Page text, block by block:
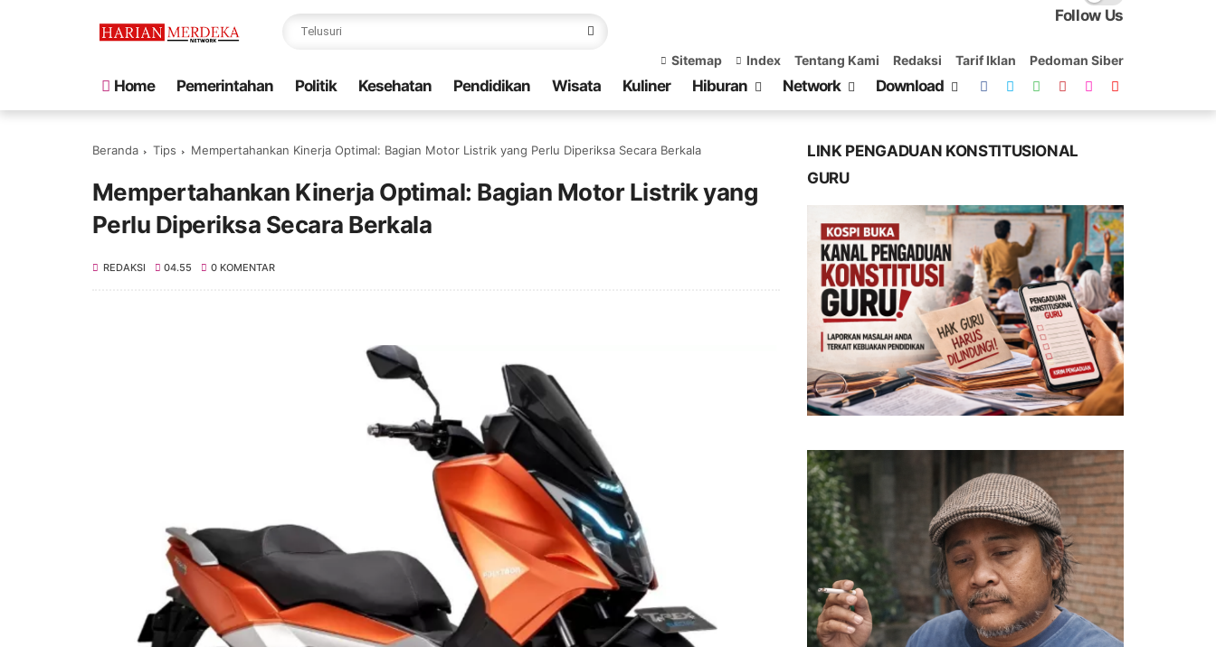
Follow Us
Sitemap Index Tentang Kami Redaksi Tarif Iklan Pedoman Siber
Home Pemerintahan Politik Kesehatan Pendidikan Wisata Kuliner Hiburan Network Download
Beranda Tips Mempertahankan Kinerja Optimal: Bagian Motor Listrik yang Perlu Diperiksa Secara Berkala
Mempertahankan Kinerja Optimal: Bagian Motor Listrik yang
Perlu Diperiksa Secara Berkala
REDAKSI 04.55 0 KOMENTAR
LINK PENGADUAN KONSTITUSIONAL
GURU